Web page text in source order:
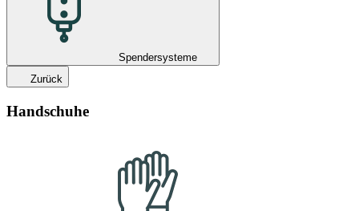
Spendersysteme
Zurück
Handschuhe